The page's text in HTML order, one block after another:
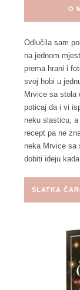
O
Odlučila sam
na jednom
prema hrani i
svoj hobi u
Mrvice sa stola
poticaj da i vi
neku slasticu,
recept pa ne
neka Mrvice sa
dobiti ideju
SLATKA